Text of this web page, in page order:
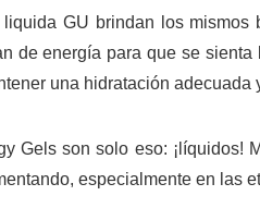
GU brindan los
de energía para que se
una hidratación adecuada
Gels son solo eso: ¡líquidos!
especialmente en las